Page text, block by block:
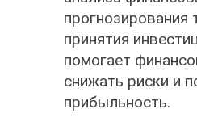
прогнозирования
принятия
помогает
снижать риски и
прибыльность.